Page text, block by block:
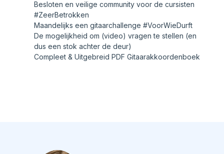
Besloten en veilige community voor de cursisten
#ZeerBetrokken
Maandelijks een gitaarchallenge #VoorWieDurft
De mogelijkheid om (video) vragen te stellen (en
dus een stok achter de deur)
Compleet & Uitgebreid PDF Gitaarakkoordenboek